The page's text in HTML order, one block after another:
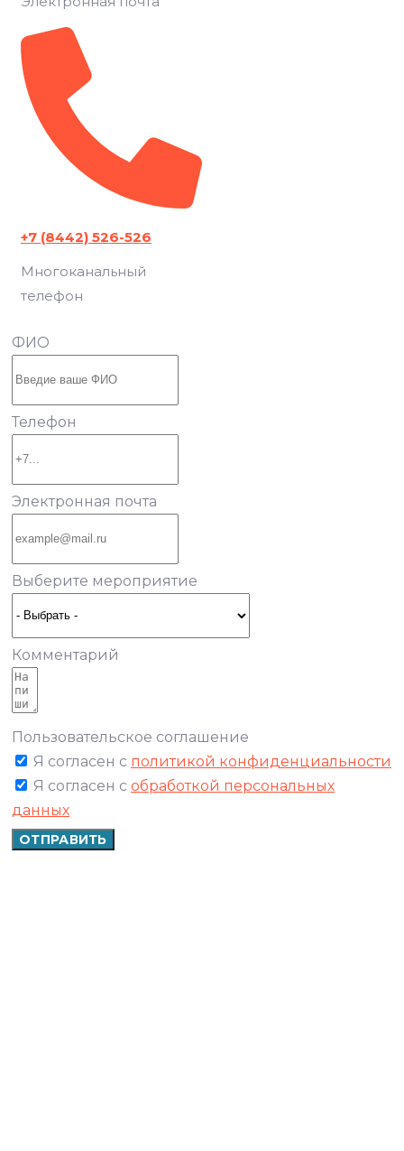
+7 (8442) 526-526
Многоканальный
телефон
ФИО
Телефон
Электронная почта
Выберите мероприятие
Комментарий
Пользовательское соглашение
Я согласен с политикой конфиденциальности
Я согласен с обработкой персональных
данных
ОТПРАВИТЬ